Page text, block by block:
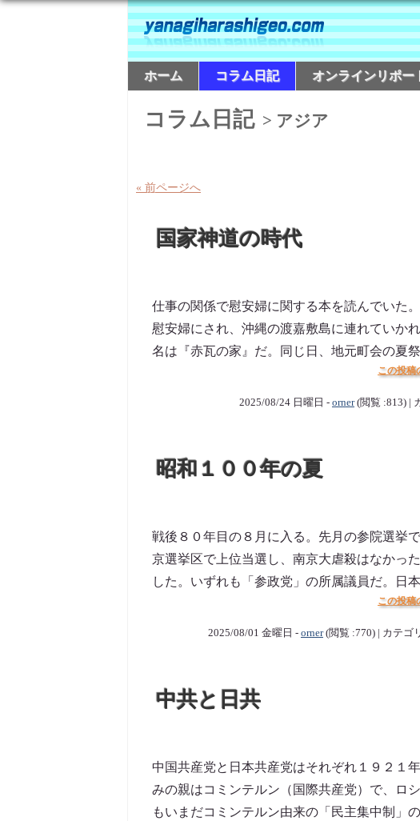
ホーム コラム日記 オンラインリポー
コラム日記> アジア
« 前ページへ
国家神道の時代
仕事の関係で慰安婦に関する本を読んでいた
慰安婦にされ、沖縄の渡嘉敷島に連れていか
名は『赤瓦の家』だ。同じ日、地元町会の夏
この投稿
2025/08/24 日曜日 - orner(閲覧 :813) |
昭和１００年の夏
戦後８０年目の８月に入る。先月の参院選挙
京選挙区で上位当選し、南京大虐殺はなかっ
した。いずれも「参政党」の所属議員だ。日
この投稿
2025/08/01 金曜日 - orner(閲覧 :770) | カテゴ
中共と日共
中国共産党と日本共産党はそれぞれ１９２１
みの親はコミンテルン（国際共産党）で、ロ
もいまだコミンテルン由来の「民主集中制」